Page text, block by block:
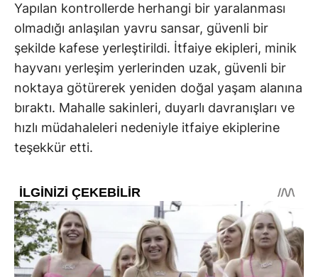
Yapılan kontrollerde herhangi bir yaralanması
olmadığı anlaşılan yavru sansar, güvenli bir
şekilde kafese yerleştirildi. İtfaiye ekipleri, minik
hayvanı yerleşim yerlerinden uzak, güvenli bir
noktaya götürerek yeniden doğal yaşam alanına
bıraktı. Mahalle sakinleri, duyarlı davranışları ve
hızlı müdahaleleri nedeniyle itfaiye ekiplerine
teşekkür etti.